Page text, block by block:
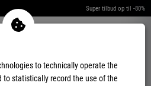
Super tilbud op til -80%
Warenkorb aufklappen
to technically operate the
statistically record the use of the